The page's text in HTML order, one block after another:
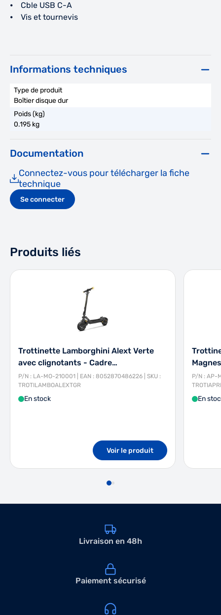
⦁ Cble USB C-A
⦁ Vis et tournevis
Informations techniques
Boîtier disque dur
0.195 kg
Documentation
Connectez-vous pour télécharger la fiche
technique
Se connecter
Produits liés
Trottinette Lamborghini Alext Verte
avec clignotants - Cadre…
P/N : LA-MO-210001 | EAN : 8052870486226 | SKU :
TROTILAMBOALEXTGR
En stock
Voir le produit
P/N : AP-
En
Livraison en 48h
Paiement sécurisé